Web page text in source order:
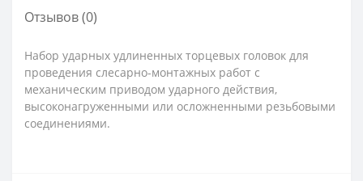
Отзывов (0)
Набор ударных удлиненных торцевых головок для
проведения слесарно-монтажных работ с
механическим приводом ударного действия,
высоконагруженными или осложненными резьбовыми
соединениями.